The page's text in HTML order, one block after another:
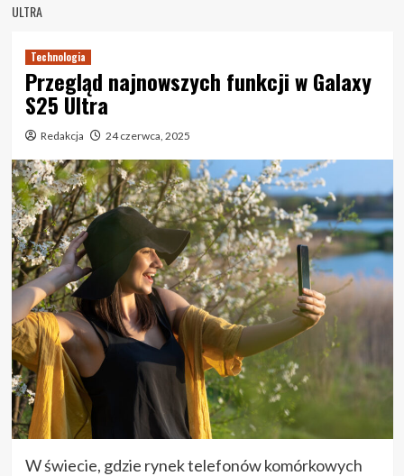
ULTRA
Technologia
Przegląd najnowszych funkcji w Galaxy
S25 Ultra
Redakcja 24 czerwca, 2025
W świecie, gdzie rynek telefonów komórkowych